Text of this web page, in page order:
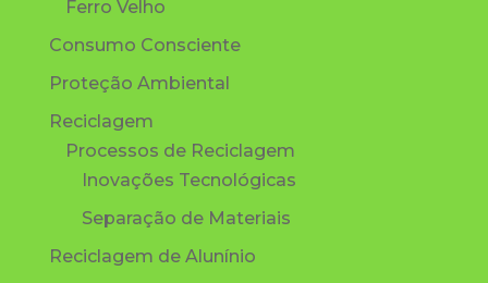
Ferro Velho
Consumo Consciente
Proteção Ambiental
Reciclagem
Processos de Reciclagem
Inovações Tecnológicas
Separação de Materiais
Reciclagem de Alunínio